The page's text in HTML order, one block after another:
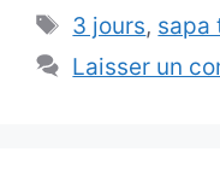
Étiquettes
3 jours, sapa
Laisser un